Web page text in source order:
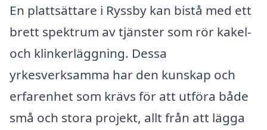
En plattsättare i Ryssby kan bistå med ett
brett spektrum av tjänster som rör kakel-
och klinkerläggning. Dessa
yrkesverksamma har den kunskap och
erfarenhet som krävs för att utföra både
små och stora projekt, allt från att lägga